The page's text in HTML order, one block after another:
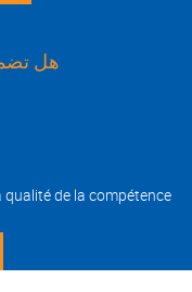
هل
de la compétence